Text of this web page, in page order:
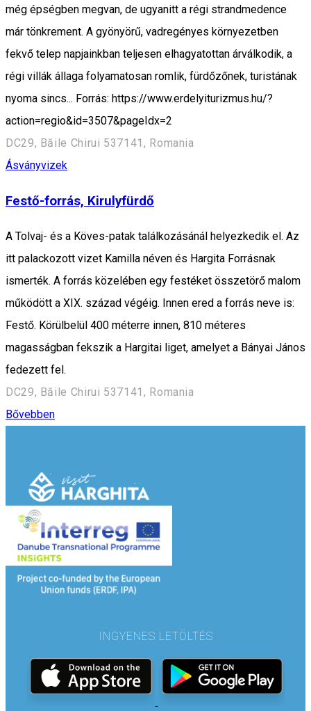
még épségben megvan, de ugyanitt a régi strandmedence
már tönkrement. A gyönyörű, vadregényes környezetben
fekvő telep napjainkban teljesen elhagyatottan árválkodik, a
régi villák állaga folyamatosan romlik, fürdőzőnek, turistának
nyoma sincs... Forrás: https://www.erdelyiturizmus.hu/?
action=regio&id=3507&pageIdx=2
DC29, Băile Chirui 537141, Romania
Ásványvizek
Festő-forrás, Kirulyfürdő
A Tolvaj- és a Köves-patak találkozásánál helyezkedik el. Az
itt palackozott vizet Kamilla néven és Hargita Forrásnak
ismerték. A forrás közelében egy festéket összetörő malom
működött a XIX. század végéig. Innen ered a forrás neve is:
Festő. Körülbelül 400 méterre innen, 810 méteres
magasságban fekszik a Hargitai liget, amelyet a Bányai János
fedezett fel.
DC29, Băile Chirui 537141, Romania
Bővebben
INGYENES LETÖLTÉS